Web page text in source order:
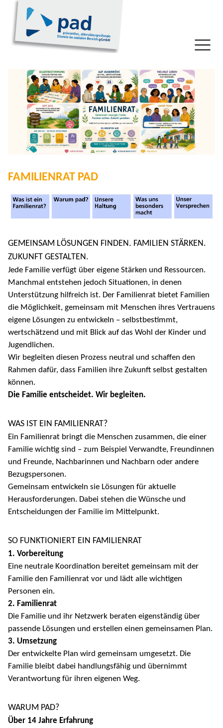
FAMILIENRAT PAD
GEMEINSAM LÖSUNGEN FINDEN. FAMILIEN STÄRKEN.
ZUKUNFT GESTALTEN.
Jede Familie verfügt über eigene Stärken und Ressourcen.
Manchmal entstehen jedoch Situationen, in denen
Unterstützung hilfreich ist. Der Familienrat bietet Familien
die Möglichkeit, gemeinsam mit Menschen ihres Vertrauens
eigene Lösungen zu entwickeln – selbstbestimmt,
wertschätzend und mit Blick auf das Wohl der Kinder und
Jugendlichen.
Wir begleiten diesen Prozess neutral und schaffen den
Rahmen dafür, dass Familien ihre Zukunft selbst gestalten
können.
Die Familie entscheidet. Wir begleiten.
WAS IST EIN FAMILIENRAT?
Ein Familienrat bringt die Menschen zusammen, die einer
Familie wichtig sind – zum Beispiel Verwandte, Freundinnen
und Freunde, Nachbarinnen und Nachbarn oder andere
Bezugspersonen.
Gemeinsam entwickeln sie Lösungen für aktuelle
Herausforderungen. Dabei stehen die Wünsche und
Entscheidungen der Familie im Mittelpunkt.
SO FUNKTIONIERT EIN FAMILIENRAT
1. Vorbereitung
Eine neutrale Koordination bereitet gemeinsam mit der
Familie den Familienrat vor und lädt alle wichtigen
Personen ein.
2. Familienrat
Die Familie und ihr Netzwerk beraten eigenständig über
passende Lösungen und erstellen einen gemeinsamen Plan.
3. Umsetzung
Der entwickelte Plan wird gemeinsam umgesetzt. Die
Familie bleibt dabei handlungsfähig und übernimmt
Verantwortung für ihren eigenen Weg.
WARUM PAD?
Über 14 Jahre Erfahrung